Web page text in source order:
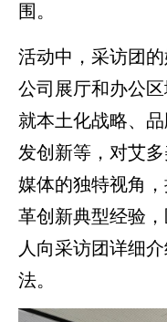
围。
活动中，采访团
公司展厅和办公
就本土化战略、
发创新等，对艾
媒体的独特视角
革创新典型经验
人向采访团详细
法。